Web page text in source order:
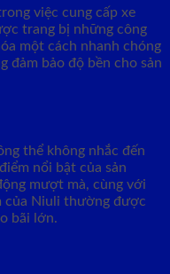
việc cung cấp xe
trang bị những công
một cách nhanh chóng
đảm bảo độ bền cho sản
thể không nhắc đến
nổi bật của sản
mượt mà, cùng với
của Niuli thường được
bãi lớn.